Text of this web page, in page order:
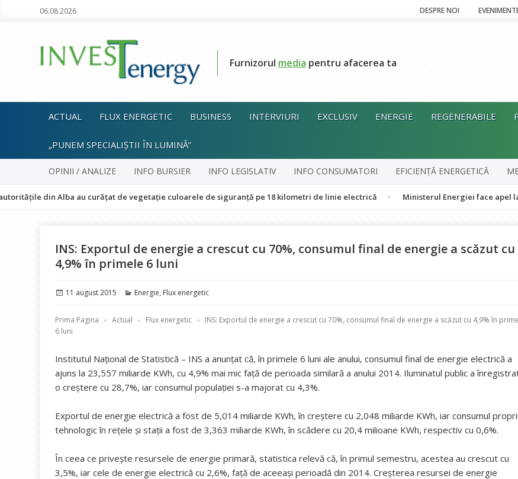
06.08.2026 DESPRE NOI
Furnizorul media pentru afacerea ta
ACTUAL FLUX ENERGETIC BUSINESS INTERVIURI EXCLUSIV ENERGIE REGENERABILE
„PUNEM SPECIALIȘTII ÎN LUMINĂ”
OPINII / ANALIZE INFO BURSIER INFO LEGISLATIV INFO CONSUMATORI EFICIENȚĂ ENERGETICĂ
din Alba au curățat de vegetație culoarele de siguranță pe 18 kilometri de linie electrică Ministerul Energiei face apel la
INS: Exportul de energie a crescut cu 70%, consumul final de energie a scăzut cu
4,9% în primele 6 luni
Publicat
11 august 2015 Categorii
Energie, Flux energetic
Prima Pagina Actual Flux energetic
INS: Exportul de energie a crescut cu 70%, consumul final de energie a scăzut cu 4,9% în
6 luni
Institutul Național de Statistică – INS a anunțat că, în primele 6 luni ale anului, consumul final de energie electrică a
ajuns la 23,557 miliarde KWh, cu 4,9% mai mic faţă de perioada similară a anului 2014. Iluminatul public a
o creştere cu 28,7%, iar consumul populaţiei s-a majorat cu 4,3%.
Exportul de energie electrică a fost de 5,014 miliarde KWh, în creştere cu 2,048 miliarde KWh, iar consumul
tehnologic în reţele şi staţii a fost de 3,363 miliarde KWh, în scădere cu 20,4 milioane KWh, respectiv cu 0,6%.
În ceea ce priveşte resursele de energie primară, statistica relevă că, în primul semestru, acestea au crescut cu
3,5%, iar cele de energie electrică cu 2,6%, faţă de aceeaşi perioadă din 2014. Creşterea resursei de energie